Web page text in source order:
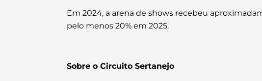
Em 2024, a arena de shows recebeu
pelo menos 20% em 2025.
Sobre o Circuito Sertanejo